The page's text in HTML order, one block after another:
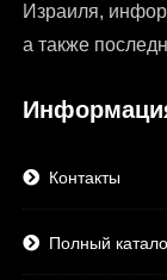
Израиля,
а также
Контакты
Полный